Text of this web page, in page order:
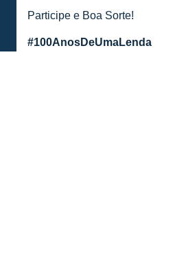
Participe e Boa Sorte!
#100AnosDeUmaLenda